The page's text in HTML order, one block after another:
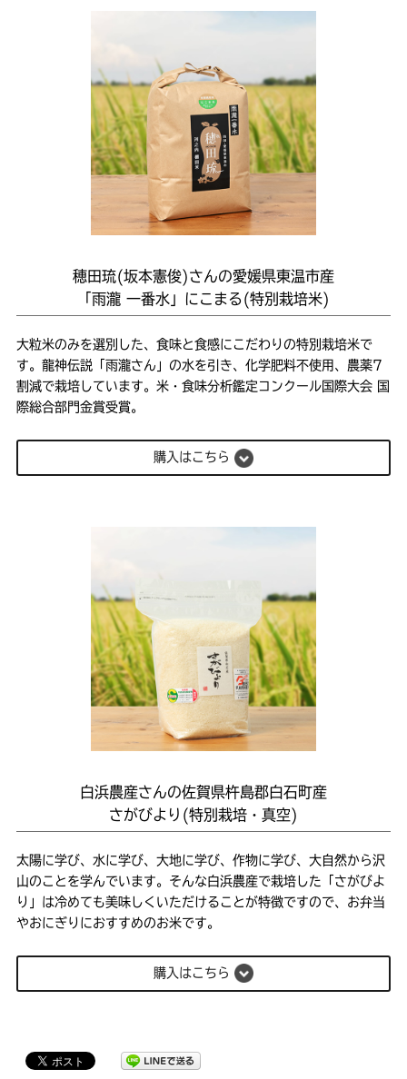
穂田琉(坂本憲俊)さんの愛媛県東温市産
「雨瀧 一番水」にこまる(特別栽培米)
大粒米のみを選別した、食味と食感にこだわりの特別栽培米で
す。龍神伝説「雨瀧さん」の水を引き、化学肥料不使用、農薬7
割減で栽培しています。米・食味分析鑑定コンクール国際大会 国
際総合部門金賞受賞。
購入はこちら
白浜農産さんの佐賀県杵島郡白石町産
さがびより(特別栽培・真空)
太陽に学び、水に学び、大地に学び、作物に学び、大自然から沢
山のことを学んでいます。そんな白浜農産で栽培した「さがびよ
り」は冷めても美味しくいただけることが特徴ですので、お弁当
やおにぎりにおすすめのお米です。
購入はこちら